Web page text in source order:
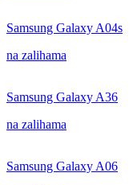
Samsung Galaxy A04s
na zalihama
Samsung Galaxy A36
na zalihama
Samsung Galaxy A06